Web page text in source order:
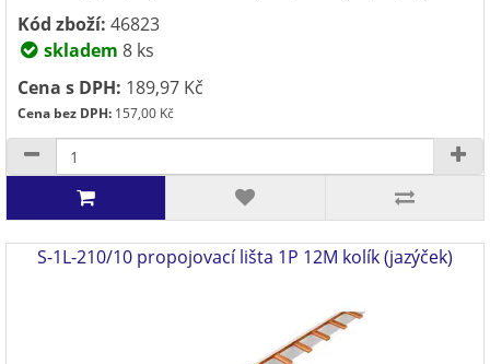
Kód zboží: 46823
skladem 8 ks
Cena s DPH: 189,97 Kč
Cena bez DPH: 157,00 Kč
S-1L-210/10 propojovací lišta 1P 12M kolík (jazýček)